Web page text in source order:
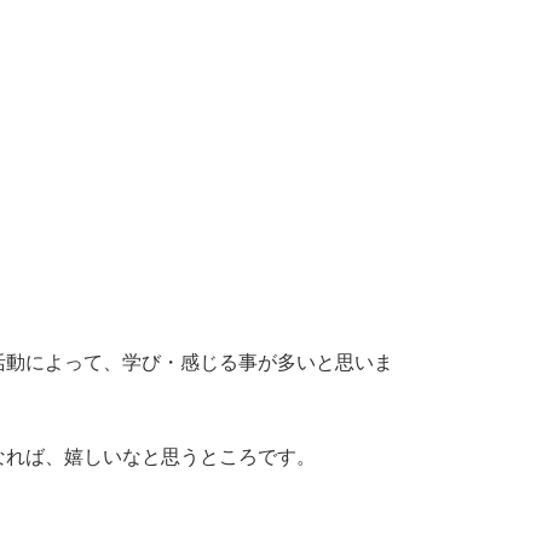
によって、学び・感じる事が多いと思いま
ば、嬉しいなと思うところです。